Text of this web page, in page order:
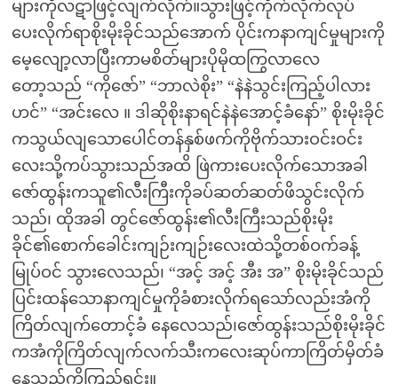
များကိုလဋာဖြင့်လျက်လိုက်။သွားဖြင့်ကိုက်လိုက်လုပ်
ပေးလိုက်ရာစိုးမိုးခိုင်သည်အောက် ပိုင်းကနာကျင်မှုများကို
မေ့လျော့လာပြီးကာမစိတ်များပိုမိုထကြွလာလေ
တော့သည် “ကိုဇော်” “ဘာလဲစိုး” “နဲနဲသွင်းကြည့်ပါလား
ဟင်” “အင်းလေ ။ ဒါဆိုစိုးနာရင်နဲနဲအောင့်ခံနော်” စိုးမိုးခိုင်
ကသွယ်လျသောပေါင်တန်နှစ်ဖက်ကိုဗိုက်သားဝင်းဝင်း
လေးသို့ကပ်သွားသည်အထိ ဖြဲကားပေးလိုက်သောအခါ
ဇော်ထွန်းကသူ၏လီးကြီးကိုခပ်ဆတ်ဆတ်ဖိသွင်းလိုက်
သည်၊ ထိုအခါ တွင်ဇော်ထွန်း၏လီးကြီးသည်စိုးမိုး
ခိုင်၏စောက်ခေါင်းကျဉ်းကျဉ်းလေးထဲသို့တစ်ဝက်ခန့်
မြုပ်ဝင် သွားလေသည်၊ “အင့် အင့် အီး အ” စိုးမိုးခိုင်သည်
ပြင်းထန်သောနာကျင်မှုကိုခံစားလိုက်ရသော်လည်းအံကို
ကြိတ်လျက်တောင့်ခံ နေလေသည်၊ဇော်ထွန်းသည်စိုးမိုးခိုင်
ကအံကိုကြိတ်လျက်လက်သီးကလေးဆုပ်ကာကြိတ်မှိတ်ခံ
နေသည်ကိုကြည့်ရင်း။